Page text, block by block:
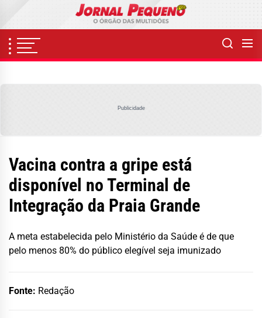
content
Publicidade
Vacina contra a gripe está
disponível no Terminal de
Integração da Praia Grande
A meta estabelecida pelo Ministério da Saúde é de que
pelo menos 80% do público elegível seja imunizado
Fonte: Redação